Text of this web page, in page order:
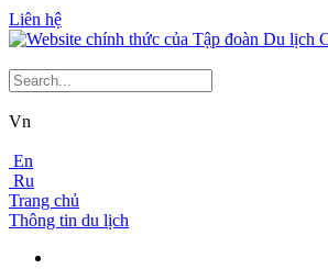
Liên hệ
Vn
En
Ru
Trang chủ
Thông tin du lịch